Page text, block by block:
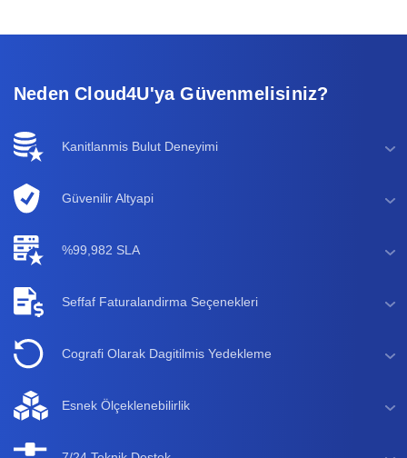
Neden Cloud4U'ya Güvenmelisiniz?
Kanitlanmis Bulut Deneyimi
Güvenilir Altyapi
%99,982 SLA
Seffaf Faturalandirma Seçenekleri
Cografi Olarak Dagitilmis Yedekleme
Esnek Ölçeklenebilirlik